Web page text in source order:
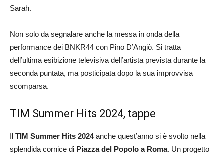
Sarah.
Non solo da segnalare anche la messa in onda della
performance dei BNKR44 con Pino D’Angiò. Si tratta
dell’ultima esibizione televisiva dell’artista prevista durante la
seconda puntata, ma posticipata dopo la sua improvvisa
scomparsa.
TIM Summer Hits 2024, tappe
Il TIM Summer Hits 2024anche quest’anno si è svolto nella
splendida cornice di Piazza del Popolo a Roma. Un progetto